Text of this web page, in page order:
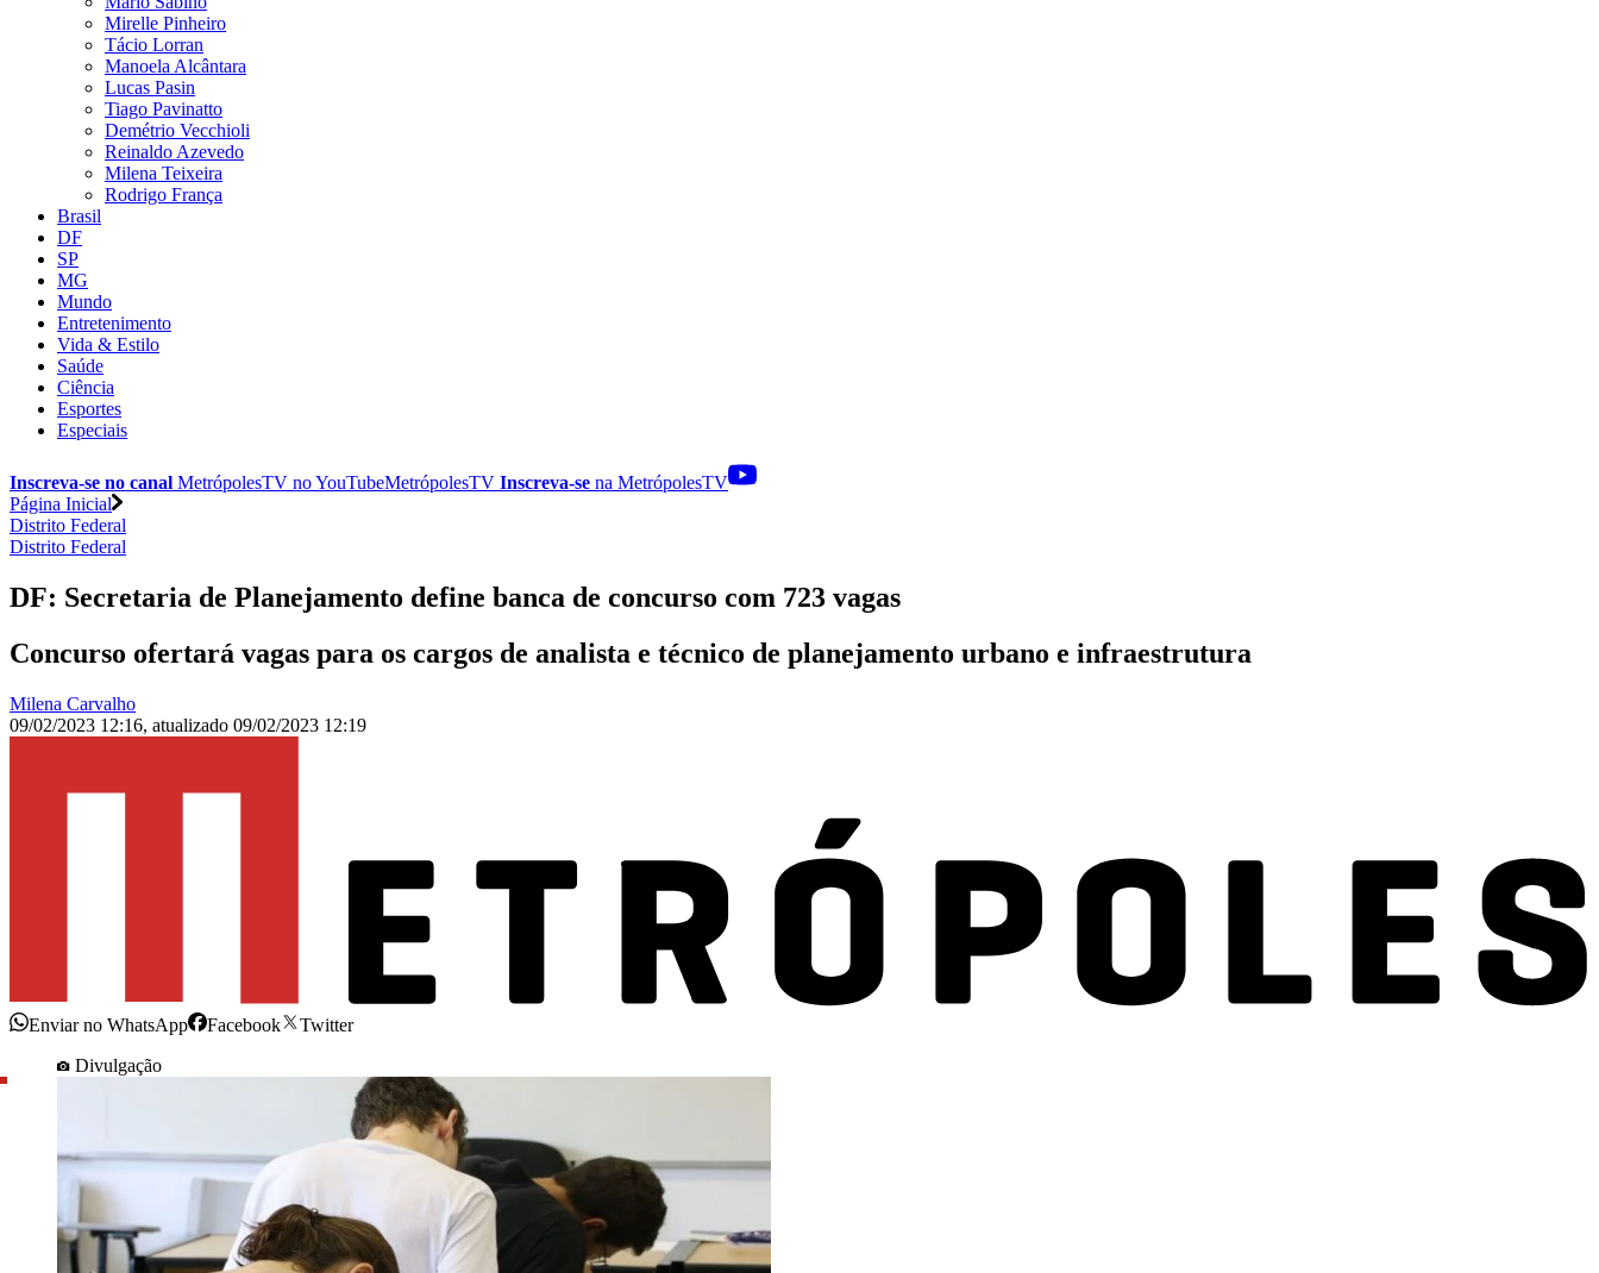
Mirelle Pinheiro
Tácio Lorran
Manoela Alcântara
Lucas Pasin
Tiago Pavinatto
Demétrio Vecchioli
Reinaldo Azevedo
Milena Teixeira
Rodrigo França
Brasil
DF
SP
MG
Mundo
Entretenimento
Vida & Estilo
Saúde
Ciência
Esportes
Especiais
Inscreva-se no canal MetrópolesTV noYouTubeMetrópolesTV Inscreva-se na MetrópolesTV
Página Inicial
Distrito Federal
Distrito Federal
DF: Secretaria de Planejamento define banca de concurso com 723 vagas
Concurso ofertará vagas para os cargos de analista e técnico de planejamento urbano e infraestrutura
Milena Carvalho
09/02/2023 12:16, atualizado 09/02/2023 12:19
Enviar no WhatsApp Facebook
Twitter
Divulgação